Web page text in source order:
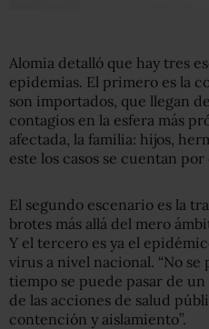
Alomia detalló que hay tres
epidemias. El primero es la
son importados, que llegan
contagios en la esfera más
afectada, la familia: hijos,
este los casos se cuentan por
El segundo escenario es la
brotes más allá del mero
Y el tercero es ya el
virus a nivel nacional. “No
tiempo se puede pasar de
de las acciones de salud
contención y aislamiento”.